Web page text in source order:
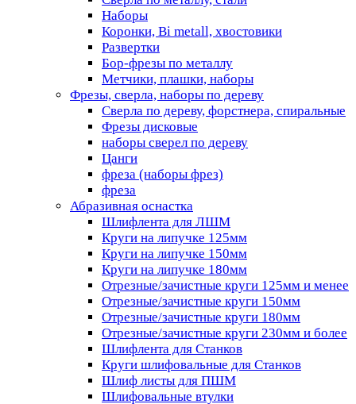
Наборы
Коронки, Bi metall, хвостовики
Развертки
Бор-фрезы по металлу
Метчики, плашки, наборы
Фрезы, сверла, наборы по дереву
Сверла по дереву, форстнера, спиральные
Фрезы дисковые
наборы сверел по дереву
Цанги
фреза (наборы фрез)
фреза
Абразивная оснастка
Шлифлента для ЛШМ
Круги на липучке 125мм
Круги на липучке 150мм
Круги на липучке 180мм
Отрезные/зачистные круги 125мм и менее
Отрезные/зачистные круги 150мм
Отрезные/зачистные круги 180мм
Отрезные/зачистные круги 230мм и более
Шлифлента для Станков
Круги шлифовальные для Станков
Шлиф листы для ПШМ
Шлифовальные втулки